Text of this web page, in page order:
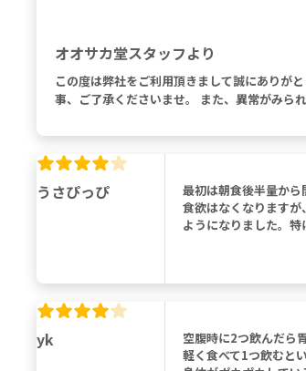
オオサカ堂スタッフより
この度は弊社をご利用頂きまして誠にありが
事、ご了承くださいませ。 また、異常がみら
うさぴっぴ
最初は朝食後半量から
食欲はなくなります
ようになりました。
yk
空腹時に2つ飲んだら
軽く食べて1つ飲むと